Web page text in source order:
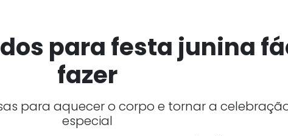
para festa junina
fazer
para aquecer o corpo e tornar a
especial